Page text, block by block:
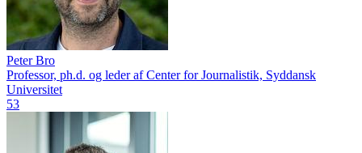
Peter Bro
Professor, ph.d. og leder af Center for Journalistik, Syddansk
Universitet
53